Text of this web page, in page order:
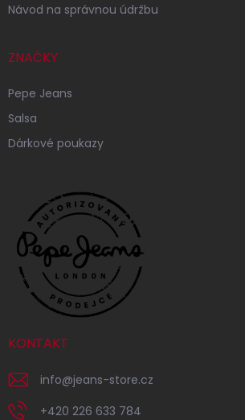
Návod na správnou údržbu
ZNAČKY
Pepe Jeans
Salsa
Dárkové poukazy
KONTAKT
info@jeans-store.cz
+420 226 633 784